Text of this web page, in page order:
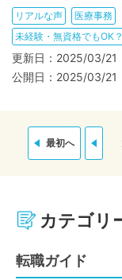
リアルな声
医療事務
未経験・無資格でもOK？
更新日： 2025/03/21
公開日： 2025/03/21
最初へ
カテゴリ
転職ガイド